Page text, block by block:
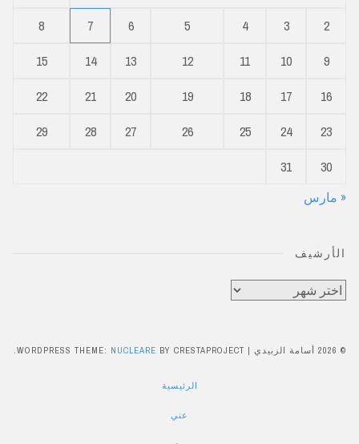
2
3
4
5
6
7
8
9
10
11
12
13
14
15
16
17
18
19
20
21
22
23
24
25
26
27
28
29
30
31
« مارس
الأرشيف
الأرشيف
© 2026 أسامة الزبيدي |
WORDPRESS THEME: NUCLEARE BY CRESTAPROJECT.
الرئيسية
عني